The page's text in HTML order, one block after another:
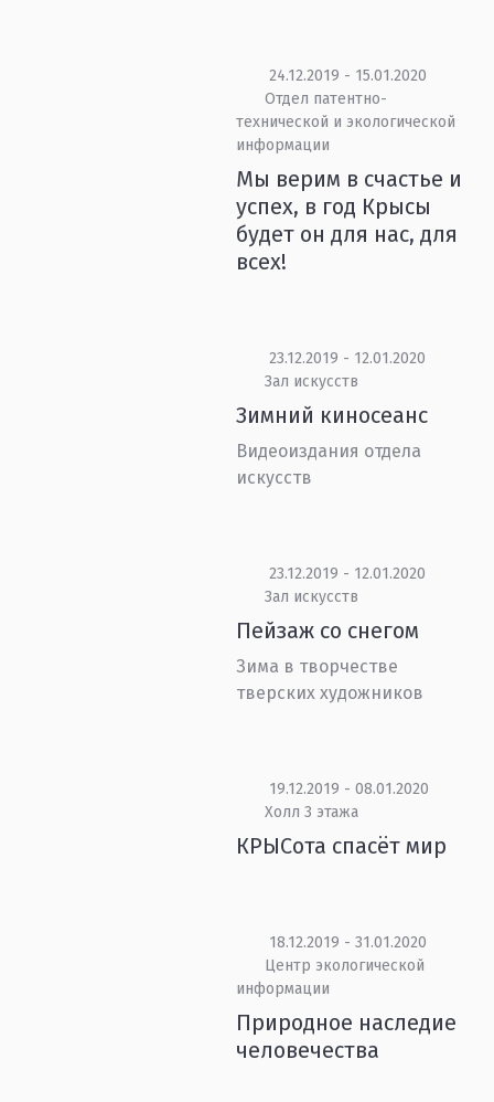
24.12.2019 - 15.01.2020
Отдел патентно-
технической и экологической
информации
Мы верим в счастье и
успех, в год Крысы
будет он для нас, для
всех!
23.12.2019 - 12.01.2020
Зал искусств
Зимний киносеанс
Видеоиздания отдела
искусств
23.12.2019 - 12.01.2020
Зал искусств
Пейзаж со снегом
Зима в творчестве
тверских художников
19.12.2019 - 08.01.2020
Холл 3 этажа
КРЫСота спасёт мир
18.12.2019 - 31.01.2020
Центр экологической
информации
Природное наследие
человечества